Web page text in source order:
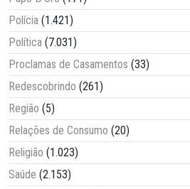
Polícia (1.421)
Política (7.031)
Proclamas de Casamentos (33)
Redescobrindo (261)
Região (5)
Relações de Consumo (20)
Religião (1.023)
Saúde (2.153)